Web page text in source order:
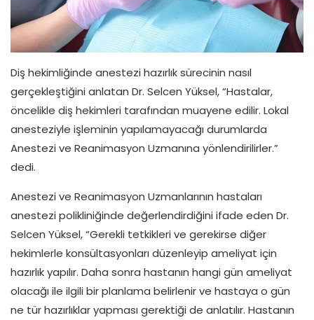
Diş hekimliğinde anestezi hazırlık sürecinin nasıl
gerçekleştiğini anlatan Dr. Selcen Yüksel, “Hastalar,
öncelikle diş hekimleri tarafından muayene edilir. Lokal
anesteziyle işleminin yapılamayacağı durumlarda
Anestezi ve Reanimasyon Uzmanına yönlendirilirler.”
dedi.
Anestezi ve Reanimasyon Uzmanlarının hastaları
anestezi polikliniğinde değerlendirdiğini ifade eden Dr.
Selcen Yüksel, “Gerekli tetkikleri ve gerekirse diğer
hekimlerle konsültasyonları düzenleyip ameliyat için
hazırlık yapılır. Daha sonra hastanın hangi gün ameliyat
olacağı ile ilgili bir planlama belirlenir ve hastaya o gün
ne tür hazırlıklar yapması gerektiği de anlatılır. Hastanın